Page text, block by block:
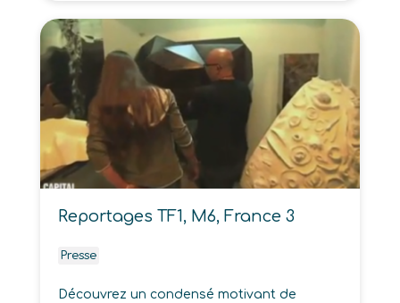
Reportages TF1, M6, France 3
Presse
Découvrez un condensé motivant de